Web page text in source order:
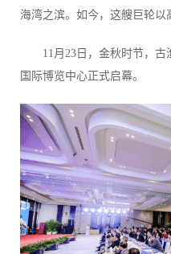
海湾之滨。如今，这艘巨轮以
11月23日，金秋时节，
国际博览中心正式启幕。